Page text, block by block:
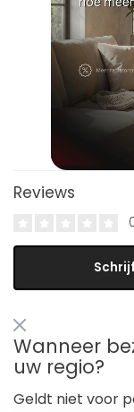
Reviews
Wanneer
uw regio?
Geldt niet voor